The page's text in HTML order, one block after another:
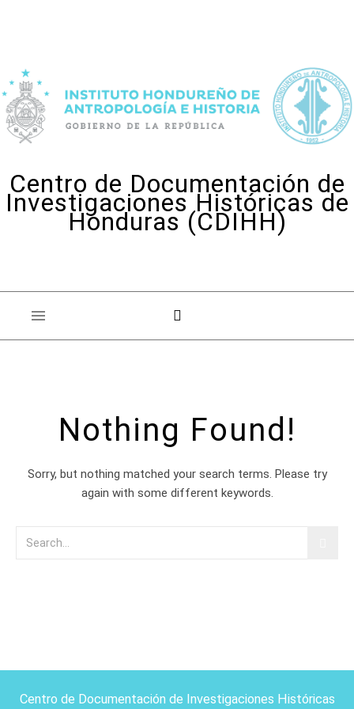
Centro de Documentación de
Investigaciones Históricas de
Honduras (CDIHH)
Nothing Found!
Sorry, but nothing matched your search terms. Please try
again with some different keywords.
Centro de Documentación de Investigaciones Históricas